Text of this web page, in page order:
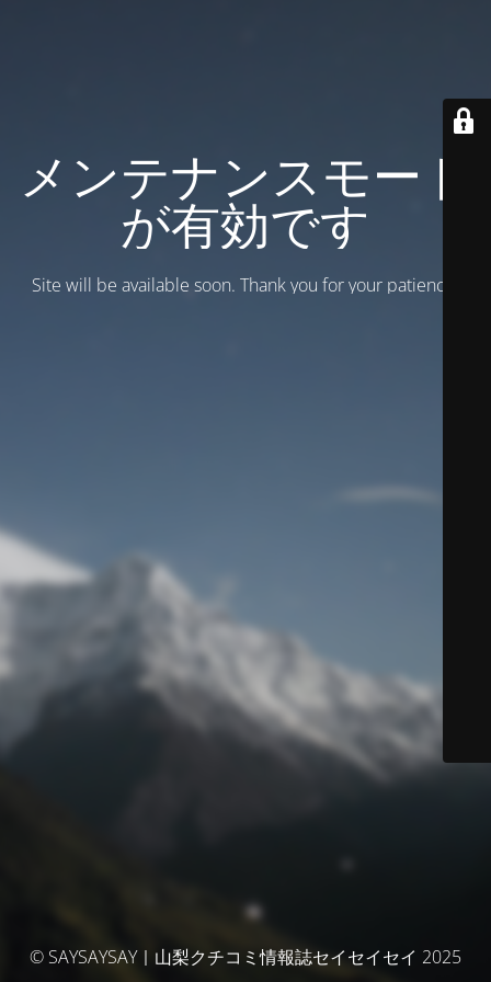
メンテナンスモード
が有効です
Site will be available soon. Thank you for your patience!
© SAYSAYSAY｜山梨クチコミ情報誌セイセイセイ 2025